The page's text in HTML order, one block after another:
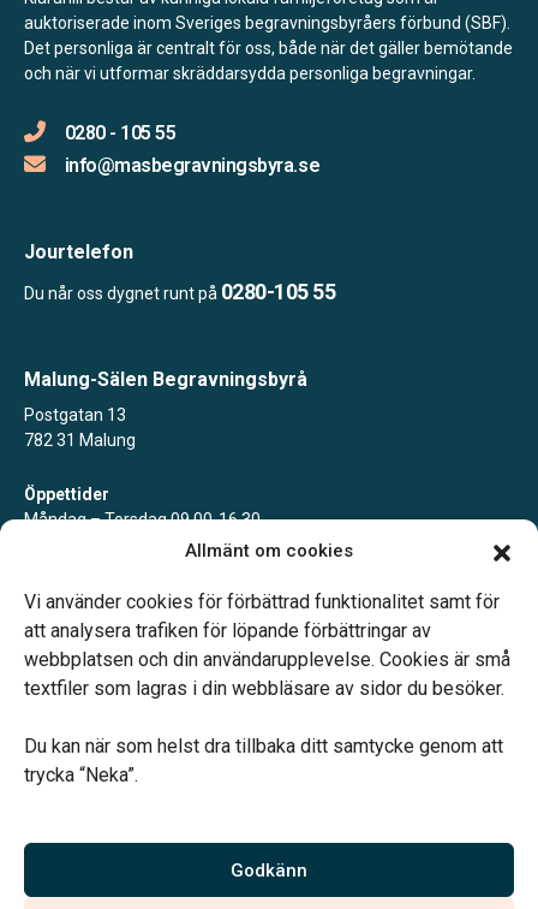
Allmänt om cookies
Vi använder cookies för förbättrad funktionalitet samt för
att analysera trafiken för löpande förbättringar av
webbplatsen och din användarupplevelse. Cookies är små
textfiler som lagras i din webbläsare av sidor du besöker.
Du kan när som helst dra tillbaka ditt samtycke genom att
trycka “Neka”.
Godkänn
auktoriserade inom Sveriges begravningsbyråers förbund (SBF).
Det personliga är centralt för oss, både när det gäller bemötande
och när vi utformar skräddarsydda personliga begravningar.
0280 - 105 55
info@masbegravningsbyra.se
Jourtelefon
Du når oss dygnet runt på 0280-105 55
Malung-Sälen Begravningsbyrå
Postgatan 13
782 31 Malung
Öppettider
Måndag – Torsdag 09.00-16.30
Övriga tider enligt överenskommelse
Vårt systerbolag Verahill hjälper dig med familjejuridiken –
Vi är auktoriserade av Sveriges Begravningsbyråers Förbund och